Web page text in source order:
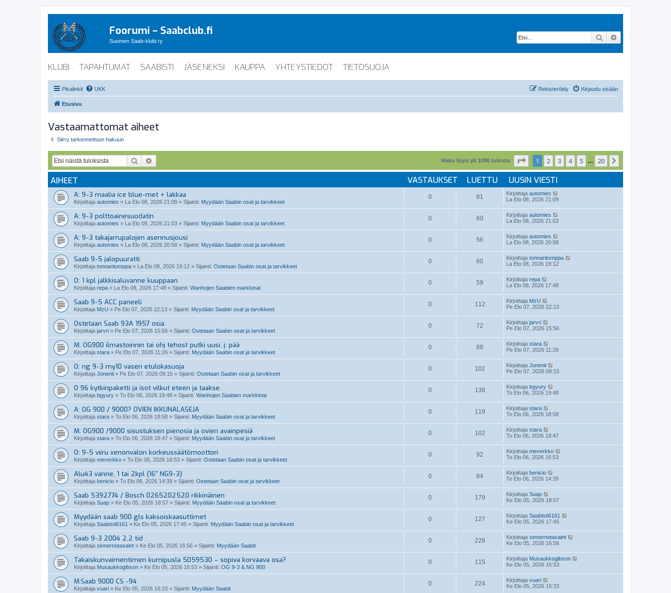
Foorumi – Saabclub.fi
Suomen Saab-klubi ry Etsi
KLUBI TAPAHTUMAT SAABISTI JÄSENEKSI KAUPPA YHTEYSTIEDOT TIETOSUOJA
Pikalinkit UKK Kirjaudu sisään
Rekisteröidy
Etusivu
Vastaamattomat aiheet
Siirry tarkennettuun hakuun
Etsi Haku löysi yli 1000 tulosta Sivu 20
1 2 3 4 5 … 20
AIHEET VASTAUKSET LUETTU UUSIN VIESTI
A: 9-3 maalia ice blue-met + lakkaa
Kirjoittaja automies » La Elo 08, 2026 21:09 » Sijainti: Myydään Saabin osat ja tarvikkeet
0 81 Kirjoittaja automies
La Elo 08, 2026 21:09
A: 9-3 polttoainesuodatin
Kirjoittaja automies » La Elo 08, 2026 21:03 » Sijainti: Myydään Saabin osat ja tarvikkeet
0 60 Kirjoittaja automies
La Elo 08, 2026 21:03
A: 9-3 takajarrupalojen asennusjousi
Kirjoittaja automies » La Elo 08, 2026 20:58 » Sijainti: Myydään Saabin osat ja tarvikkeet
0 56 Kirjoittaja automies
La Elo 08, 2026 20:58
Saab 9-5 jalopuuratti
Kirjoittaja tonnaritomppa » La Elo 08, 2026 19:12 » Sijainti: Ostetaan Saabin osat ja tarvikkeet
0 60 Kirjoittaja tonnaritomppa
La Elo 08, 2026 19:12
O: 1 kpl jalkkisaluvanne kuuppaan
Kirjoittaja repa » La Elo 08, 2026 17:48 » Sijainti: Wanhojen Saabien markkinat
0 59 Kirjoittaja repa
La Elo 08, 2026 17:48
Saab 9-5 ACC paneeli
Kirjoittaja MzU » Pe Elo 07, 2026 22:13 » Sijainti: Myydään Saabin osat ja tarvikkeet
0 112 Kirjoittaja MzU
Pe Elo 07, 2026 22:13
Ostetaan Saab 93A 1957 osia.
Kirjoittaja jarvri » Pe Elo 07, 2026 15:56 » Sijainti: Ostetaan Saabin osat ja tarvikkeet
0 72 Kirjoittaja jarvri
Pe Elo 07, 2026 15:56
M: OG900 ilmastoinnin tai ohj tehost putki uusi, j: pää
Kirjoittaja stara » Pe Elo 07, 2026 11:26 » Sijainti: Myydään Saabin osat ja tarvikkeet
0 88 Kirjoittaja stara
Pe Elo 07, 2026 11:26
O: ng 9-3 my10 vasen etulokasuoja
Kirjoittaja Jonenii » Pe Elo 07, 2026 09:15 » Sijainti: Ostetaan Saabin osat ja tarvikkeet
0 102 Kirjoittaja Jonenii
Pe Elo 07, 2026 09:15
O 96 kytkinpaketti ja isot vilkut eteen ja taakse.
Kirjoittaja bgyury » To Elo 06, 2026 19:48 » Sijainti: Wanhojen Saabien markkinat
0 138 Kirjoittaja bgyury
To Elo 06, 2026 19:48
A: OG 900 / 9000? OVIEN IKKUNALASEJA
Kirjoittaja stara » To Elo 06, 2026 18:58 » Sijainti: Myydään Saabin osat ja tarvikkeet
0 119 Kirjoittaja stara
To Elo 06, 2026 18:58
M: OG900 /9000 sisustuksen pienosia ja ovien avainpesiä
Kirjoittaja stara » To Elo 06, 2026 18:47 » Sijainti: Myydään Saabin osat ja tarvikkeet
0 102 Kirjoittaja stara
To Elo 06, 2026 18:47
O: 9-5 viiru xenonvalon korkeussäätömoottori
Kirjoittaja meverkko » To Elo 06, 2026 16:53 » Sijainti: Ostetaan Saabin osat ja tarvikkeet
0 92 Kirjoittaja meverkko
To Elo 06, 2026 16:53
Alu43 vanne, 1 tai 2kpl (16" NG9-3)
Kirjoittaja benicio » To Elo 06, 2026 14:39 » Sijainti: Ostetaan Saabin osat ja tarvikkeet
0 84 Kirjoittaja benicio
To Elo 06, 2026 14:39
Saab 5392774 / Bosch 0265202520 rikkinäinen
Kirjoittaja Suap » Ke Elo 05, 2026 18:57 » Sijainti: Myydään Saabin osat ja tarvikkeet
0 179 Kirjoittaja Suap
Ke Elo 05, 2026 18:57
Myydään saab 900 gls kaksoiskaasuttimet
Kirjoittaja Saabisti6161 » Ke Elo 05, 2026 17:45 » Sijainti: Myydään Saabin osat ja tarvikkeet
0 127 Kirjoittaja Saabisti6161
Ke Elo 05, 2026 17:45
Saab 9-3 2004 2.2 tid
Kirjoittaja sinnernotasaint » Ke Elo 05, 2026 16:56 » Sijainti: Myydään Saabit
0 228 Kirjoittaja sinnernotasaint
Ke Elo 05, 2026 16:56
Takaiskunvaimentimen kumipusla 5059530 – sopiva korvaava osa?
Kirjoittaja Musaukkogibson » Ke Elo 05, 2026 16:53 » Sijainti: OG 9-3 & NG 900
0 115 Kirjoittaja Musaukkogibson
Ke Elo 05, 2026 16:53
M:Saab 9000 CS -94
Kirjoittaja vuari » Ke Elo 05, 2026 16:33 » Sijainti: Myydään Saabit
0 224 Kirjoittaja vuari
Ke Elo 05, 2026 16:33